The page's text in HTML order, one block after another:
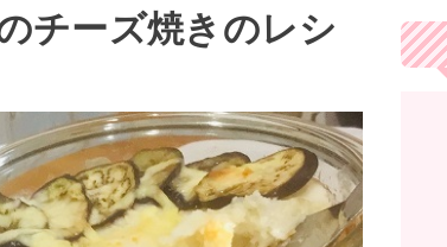
チーズ焼きのレシ